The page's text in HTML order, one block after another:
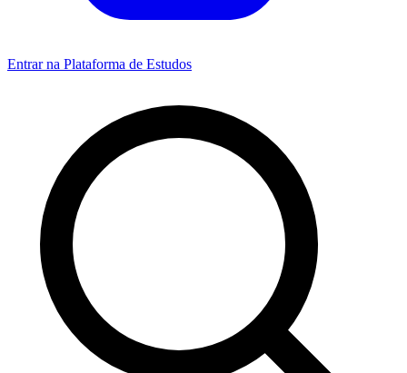
Entrar na Plataforma de Estudos